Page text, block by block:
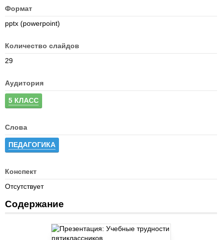
Формат
pptx (powerpoint)
Количество слайдов
29
Аудитория
5 КЛАСС
Слова
ПЕДАГОГИКА
Конспект
Отсутствует
Содержание